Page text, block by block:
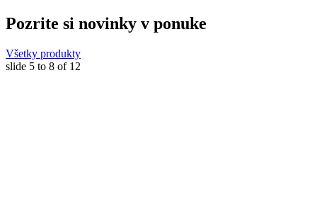
Pozrite si novinky v ponuke
Všetky produkty
slide 5 to 8 of 12